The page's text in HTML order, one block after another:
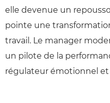
elle devenue un
pointe une
travail. Le manager
un pilote de la
régulateur émotionnel